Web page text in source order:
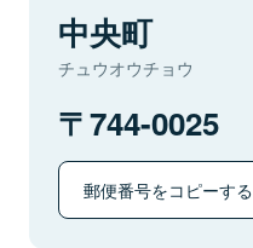
中央町
チュウオウチョウ
744-0025
郵便番号をコピーする